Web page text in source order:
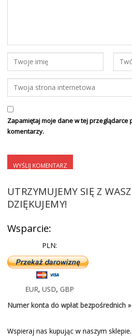
Zapamiętaj moje dane w tej przeglądarce
komentarzy.
UTRZYMUJEMY SIĘ Z
DZIĘKUJEMY!
Wsparcie:
PLN:
EUR, USD, GBP
Numer konta do wpłat bezpośrednich »
Wspieraj nas kupując w naszym sklepie.